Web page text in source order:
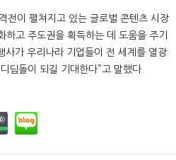
전이 펼쳐지고 있는 글로벌 콘텐츠 시장
하고 주도권을 획득하는 데 도움을 주기
사가 우리나라 기업들이 전 세계를 열광
딤돌이 되길 기대한다”고 말했다.